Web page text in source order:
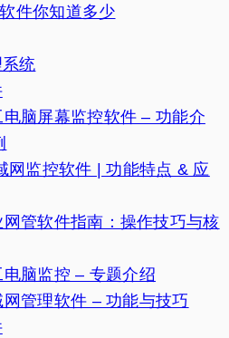
件你知道多少
统
脑屏幕监控软件 – 功能介
网监控软件 | 功能特点 & 应
管软件指南：操作技巧与核
脑监控 – 专题介绍
管理软件 – 功能与技巧